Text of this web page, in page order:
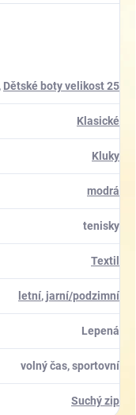
Dětské boty velikost 25
Klasické
Kluky
modrá
tenisky
Textil
letní, jarní/podzimní
Lepená
volný čas, sportovní
Suchý zip